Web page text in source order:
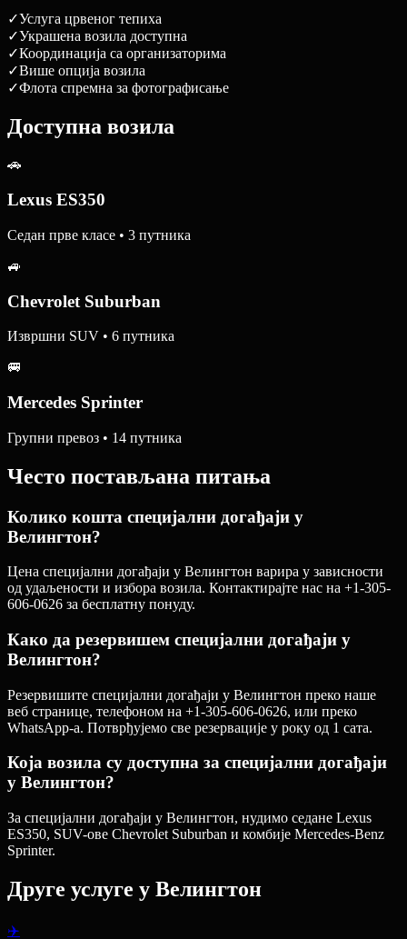
✓Услуга црвеног тепиха
✓Украшена возила доступна
✓Координација са организаторима
✓Више опција возила
✓Флота спремна за фотографисање
Доступна возила
🚗
Lexus ES350
Седан прве класе • 3 путника
🚙
Chevrolet Suburban
Извршни SUV • 6 путника
🚐
Mercedes Sprinter
Групни превоз • 14 путника
Често постављана питања
Колико кошта специјални догађаји у
Велингтон?
Цена специјални догађаји у Велингтон варира у зависности
од удаљености и избора возила. Контактирајте нас на +1-305-
606-0626 за бесплатну понуду.
Како да резервишем специјални догађаји у
Велингтон?
Резервишите специјални догађаји у Велингтон преко наше
веб странице, телефоном на +1-305-606-0626, или преко
WhatsApp-а. Потврђујемо све резервације у року од 1 сата.
Која возила су доступна за специјални догађаји
у Велингтон?
За специјални догађаји у Велингтон, нудимо седане Lexus
ES350, SUV-ове Chevrolet Suburban и комбије Mercedes-Benz
Sprinter.
Друге услуге у Велингтон
✈️